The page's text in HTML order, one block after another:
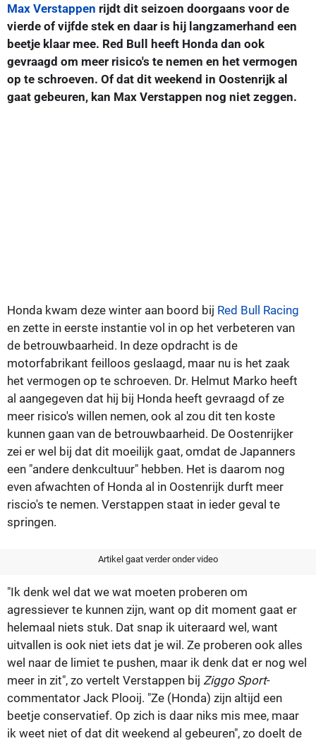
Max Verstappen rijdt dit seizoen doorgaans voor de
vierde of vijfde stek en daar is hij langzamerhand een
beetje klaar mee. Red Bull heeft Honda dan ook
gevraagd om meer risico's te nemen en het vermogen
op te schroeven. Of dat dit weekend in Oostenrijk al
gaat gebeuren, kan Max Verstappen nog niet zeggen.
Honda kwam deze winter aan boord bij Red Bull Racing
en zette in eerste instantie vol in op het verbeteren van
de betrouwbaarheid. In deze opdracht is de
motorfabrikant feilloos geslaagd, maar nu is het zaak
het vermogen op te schroeven. Dr. Helmut Marko heeft
al aangegeven dat hij bij Honda heeft gevraagd of ze
meer risico's willen nemen, ook al zou dit ten koste
kunnen gaan van de betrouwbaarheid. De Oostenrijker
zei er wel bij dat dit moeilijk gaat, omdat de Japanners
een "andere denkcultuur" hebben. Het is daarom nog
even afwachten of Honda al in Oostenrijk durft meer
riscio's te nemen. Verstappen staat in ieder geval te
springen.
Artikel gaat verder onder video
"Ik denk wel dat we wat moeten proberen om
agressiever te kunnen zijn, want op dit moment gaat er
helemaal niets stuk. Dat snap ik uiteraard wel, want
uitvallen is ook niet iets dat je wil. Ze proberen ook alles
wel naar de limiet te pushen, maar ik denk dat er nog wel
meer in zit", zo vertelt Verstappen bij Ziggo Sport-
commentator Jack Plooij. "Ze (Honda) zijn altijd een
beetje conservatief. Op zich is daar niks mis mee, maar
ik weet niet of dat dit weekend al gebeuren", zo doelt de